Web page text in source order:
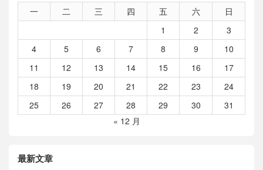
一 二 三 四 五 六
日
1
2
3
4
5 6 7 8 9
10
11
12 13 14 15 16
17
18
19 20 21 22 23
24
25
26 27 28 29 30
31
« 12 月
最新文章